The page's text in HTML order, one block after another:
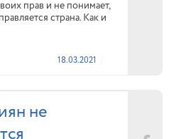
прав и не понимает,
страна. Как и
18.03.2021
не